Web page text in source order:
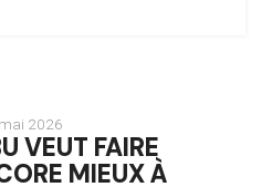
2026
VEUT FAIRE
MIEUX À